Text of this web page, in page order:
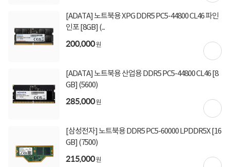
[ADATA] 노트북용 XPG DDR5 PC5-44800 CL46 파인
인포 [8GB] (...
200,000원
[ADATA] 노트북용 산업용 DDR5 PC5-44800 CL46 [8
GB] (5600)
285,000원
[삼성전자] 노트북용 DDR5 PC5-60000 LPDDR5X [16
GB] (7500)
215,000원
370원 적립
입고일 미정
오늘 출발 빠른배송 방법
배송비
구매후기(1,607) Q&A(5)